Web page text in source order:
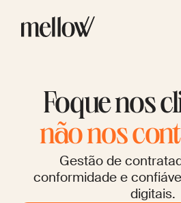
Foque nos
não nos
Gestão de
conformidade e
digitais.